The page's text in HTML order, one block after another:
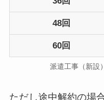
48回
60回
派遣工事（新設
ただし途中解約の場